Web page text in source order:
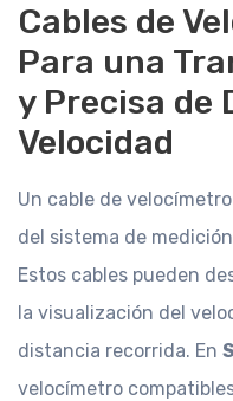
Cables de
Para una
y Precisa de
Velocidad
Un cable de
del sistema de
Estos cables pueden
la visualización del
distancia recorrida. En
velocímetro